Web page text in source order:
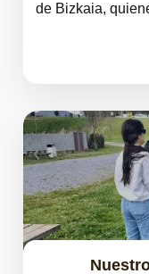
de Bizkaia,